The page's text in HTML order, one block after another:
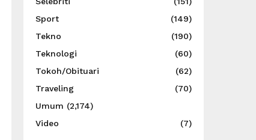
Sport
(149)
Tekno
(190)
Teknologi
(60)
Tokoh/Obituari
(62)
Traveling
(70)
Umum (2,174)
Video
(7)